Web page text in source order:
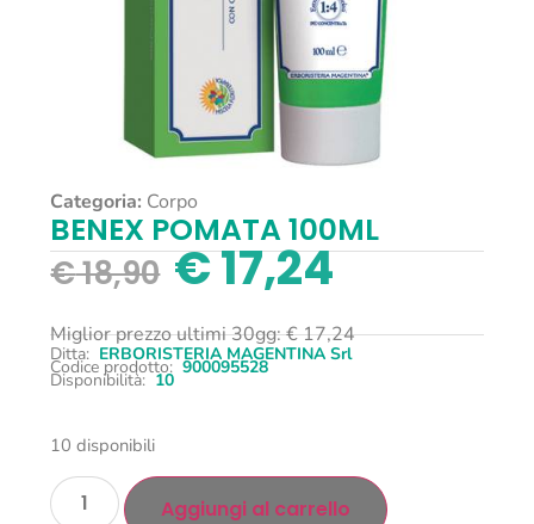
Categoria: Corpo
BENEX POMATA 100ML
€18,90 €17,24
Miglior prezzo ultimi 30gg:€17,24
Ditta: ERBORISTERIA MAGENTINA Srl
Codice prodotto: 900095528
Disponibilità: 10
10 disponibili
Aggiungi al carrello